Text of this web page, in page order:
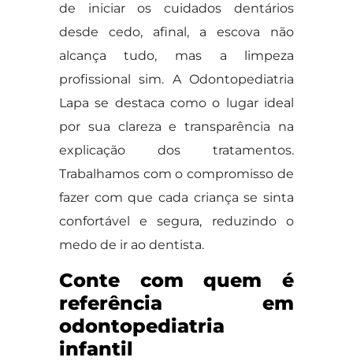
de iniciar os cuidados dentários
desde cedo, afinal, a escova não
alcança tudo, mas a limpeza
profissional sim. A Odontopediatria
Lapa se destaca como o lugar ideal
por sua clareza e transparência na
explicação dos tratamentos.
Trabalhamos com o compromisso de
fazer com que cada criança se sinta
confortável e segura, reduzindo o
medo de ir ao dentista.
Conte com quem é
referência em
odontopediatria
infantil